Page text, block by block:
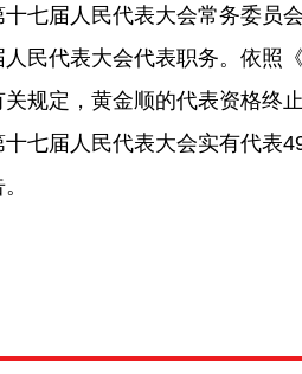
届人民代表大会常务委员会
民代表大会代表职务。依照
规定，黄金顺的代表资格终
届人民代表大会实有代表